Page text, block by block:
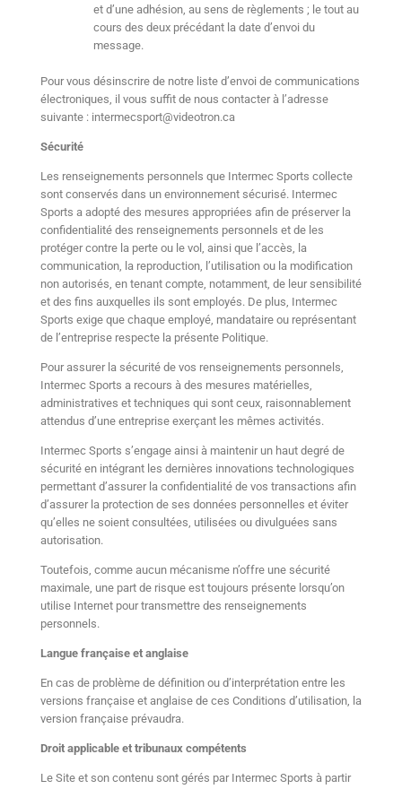
et d’une adhésion, au sens de règlements ; le tout au
cours des deux précédant la date d’envoi du
message.
Pour vous désinscrire de notre liste d’envoi de communications
électroniques, il vous suffit de nous contacter à l’adresse
suivante : intermecsport@videotron.ca
Sécurité
Les renseignements personnels que Intermec Sports collecte
sont conservés dans un environnement sécurisé. Intermec
Sports a adopté des mesures appropriées afin de préserver la
confidentialité des renseignements personnels et de les
protéger contre la perte ou le vol, ainsi que l’accès, la
communication, la reproduction, l’utilisation ou la modification
non autorisés, en tenant compte, notamment, de leur sensibilité
et des fins auxquelles ils sont employés. De plus, Intermec
Sports exige que chaque employé, mandataire ou représentant
de l’entreprise respecte la présente Politique.
Pour assurer la sécurité de vos renseignements personnels,
Intermec Sports a recours à des mesures matérielles,
administratives et techniques qui sont ceux, raisonnablement
attendus d’une entreprise exerçant les mêmes activités.
Intermec Sports s’engage ainsi à maintenir un haut degré de
sécurité en intégrant les dernières innovations technologiques
permettant d’assurer la confidentialité de vos transactions afin
d’assurer la protection de ses données personnelles et éviter
qu’elles ne soient consultées, utilisées ou divulguées sans
autorisation.
Toutefois, comme aucun mécanisme n’offre une sécurité
maximale, une part de risque est toujours présente lorsqu’on
utilise Internet pour transmettre des renseignements
personnels.
Langue française et anglaise
En cas de problème de définition ou d’interprétation entre les
versions française et anglaise de ces Conditions d’utilisation, la
version française prévaudra.
Droit applicable et tribunaux compétents
Le Site et son contenu sont gérés par Intermec Sports à partir